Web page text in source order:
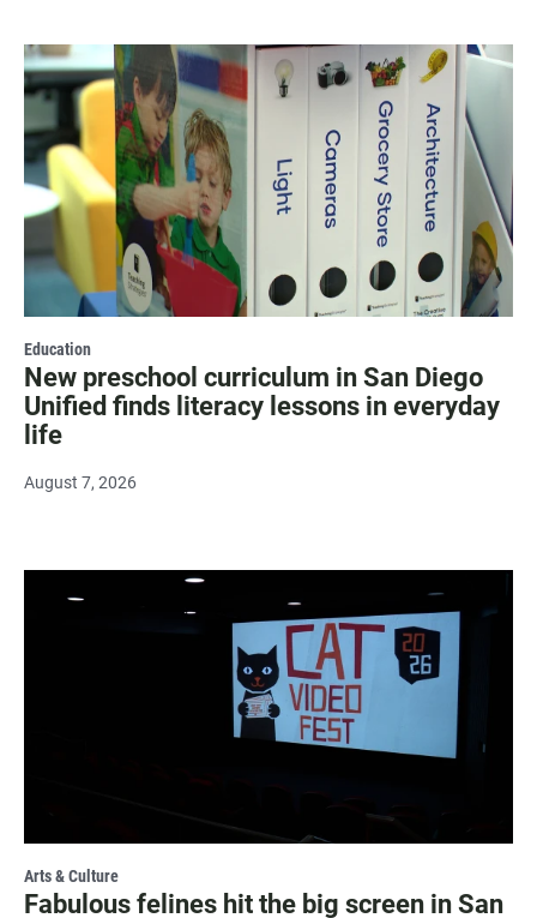
Education
New preschool curriculum in San Diego
Unified finds literacy lessons in everyday
life
August 7, 2026
Arts & Culture
Fabulous felines hit the big screen in San